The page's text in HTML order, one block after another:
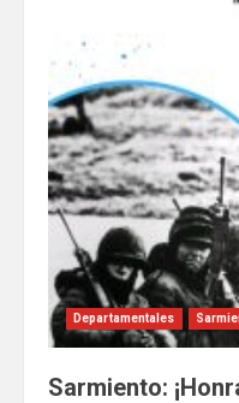
Departamentales
Sarmiento: